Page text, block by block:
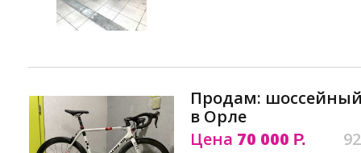
Продам:
в Орле
Цена 70 000 Р.